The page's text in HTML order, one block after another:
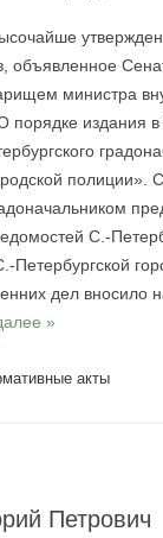
объявленное
министра
порядке издания в
полиции».
дел вносило
»
акты
Петрович